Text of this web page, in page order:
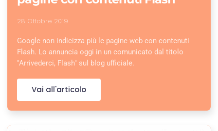
28 Ottobre 2019
Google non indicizza più le pagine web con contenuti
Flash. Lo annuncia oggi in un comunicato dal titolo
"Arrivederci, Flash" sul blog ufficiale.
Vai all'articolo